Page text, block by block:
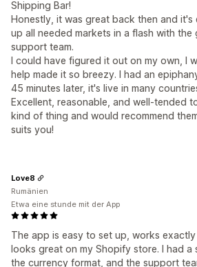
Shipping Bar!
Honestly, it was great back then and it's
up all needed markets in a flash with
support team.
I could have figured it out on my own, I
help made it so breezy. I had an
45 minutes later, it's live in many
Excellent, reasonable, and well-tended
kind of thing and would recommend
suits you!
The app is easy to set up, works
looks great on my Shopify store. I had a
the currency format, and the support
Love8
Rumänien
Etwa eine stunde mit der App